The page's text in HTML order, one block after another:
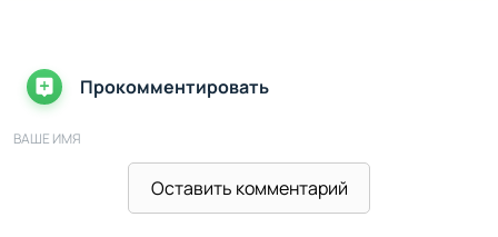
Прокомментировать
ВАШЕ ИМЯ
Оставить комментарий